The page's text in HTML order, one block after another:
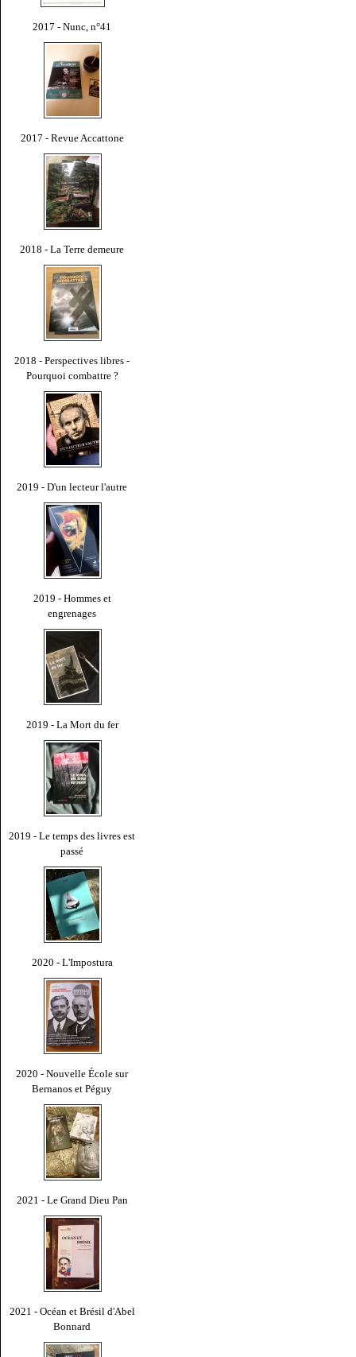
2017 - Nunc, n°41
2017 - Revue Accattone
2018 - La Terre demeure
2018 - Perspectives libres -
Pourquoi combattre ?
2019 - D'un lecteur l'autre
2019 - Hommes et
engrenages
2019 - La Mort du fer
2019 - Le temps des livres est
passé
2020 - L'Impostura
2020 - Nouvelle École sur
Bernanos et Péguy
2021 - Le Grand Dieu Pan
2021 - Océan et Brésil d'Abel
Bonnard